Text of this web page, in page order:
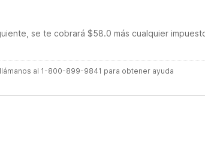
se te cobrará $58.0 más cualquier
al 1-800-899-9841 para obtener ayuda